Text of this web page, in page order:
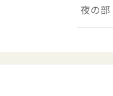
夜の部